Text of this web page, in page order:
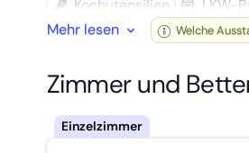
Alle Apartments verfügen
Badewanne sowie WC.
Kochutensilien
LKW-
Wasch­maschine
Mehr lesen Welche
Zimmer und